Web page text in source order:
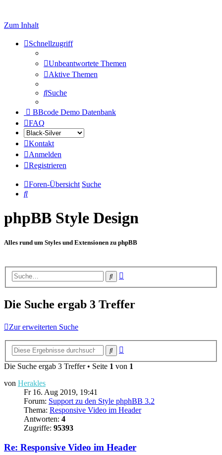
Zum Inhalt
Schnellzugriff
Unbeantwortete Themen
Aktive Themen
Suche
BBcode Demo Datenbank
FAQ
Kontakt
Anmelden
Registrieren
Foren-Übersicht Suche
Suche
phpBB Style Design
Alles rund um Styles und Extensionen zu phpBB
Suche
Die Suche ergab 3 Treffer
Zur erweiterten Suche
Suche
Die Suche ergab 3 Treffer • Seite 1 von 1
von Herakles
Fr 16. Aug 2019, 19:41
Forum: Support zu den Style phphBB 3.2
Thema: Responsive Video im Header
Antworten: 4
Zugriffe: 95393
Re: Responsive Video im Header